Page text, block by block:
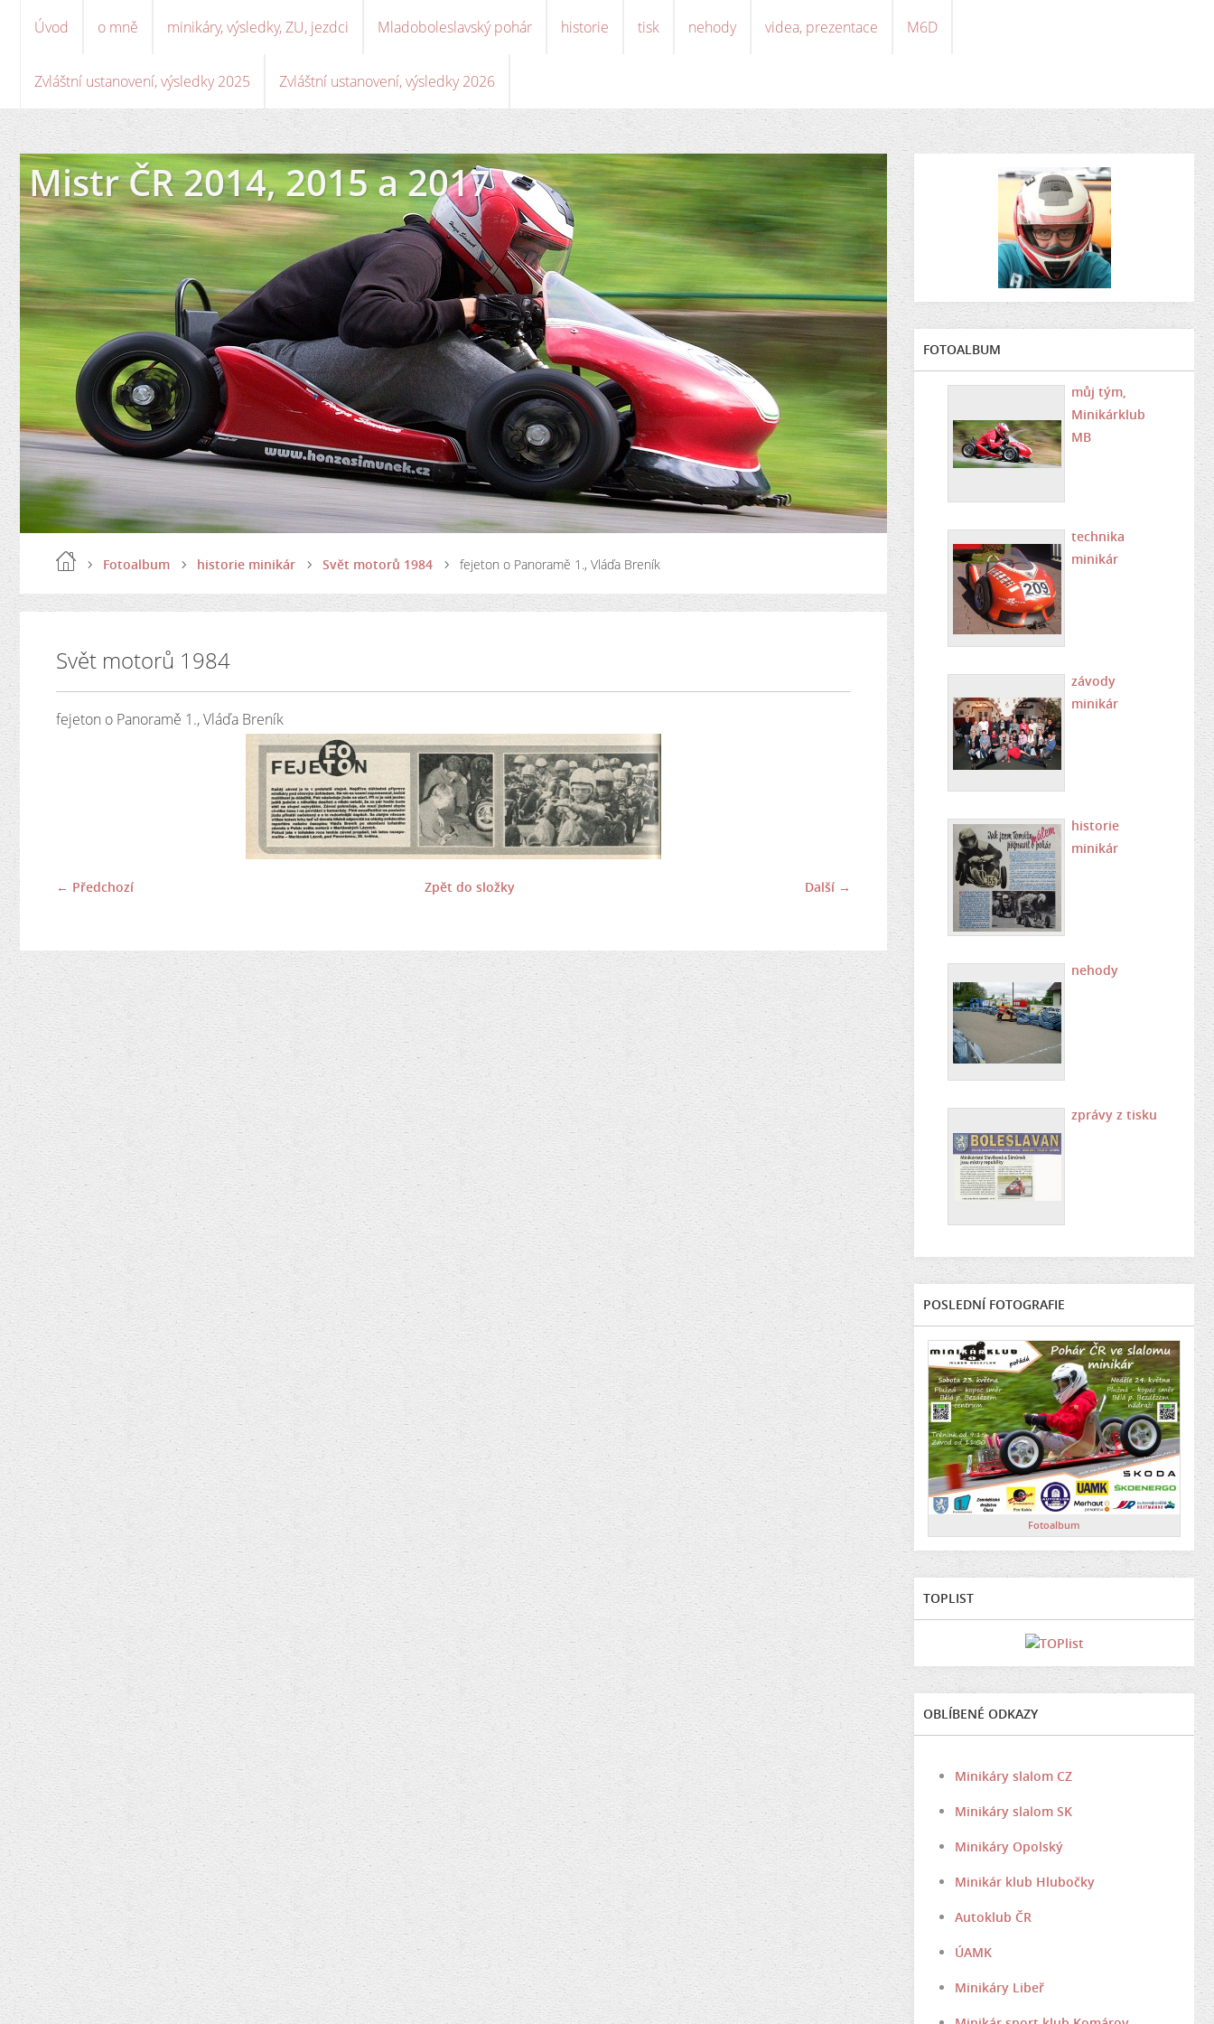
Úvod o mně minikáry, výsledky, ZU, jezdci Mladoboleslavský pohár historie tisk nehody videa, prezentace M6D
Zvláštní ustanovení, výsledky 2025 Zvláštní ustanovení, výsledky 2026
Mistr ČR 2014, 2015 a 2017
Fotoalbum historie minikár Svět motorů 1984 fejeton o Panoramě 1., Vláďa Breník
Svět motorů 1984
fejeton o Panoramě 1., Vláďa Breník
← Předchozí Další →
Zpět do složky
FOTOALBUM
můj tým,
Minikárklub
MB
technika
minikár
závody
minikár
historie
minikár
nehody
zprávy z tisku
POSLEDNÍ FOTOGRAFIE
Fotoalbum
TOPLIST
OBLÍBENÉ ODKAZY
Minikáry slalom CZ
Minikáry slalom SK
Minikáry Opolský
Minikár klub Hlubočky
Autoklub ČR
ÚAMK
Minikáry Libeř